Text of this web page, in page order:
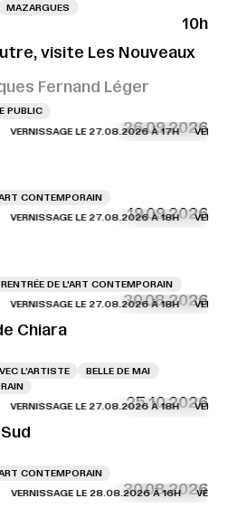
MAZARGUES
10h
visite Les Nouveaux
Fernand Léger
PUBLIC
26.09.2026
LE 27.08.2026 À 17H
CONTEMPORAIN
19.09.2026
LE 27.08.2026 À 18H
RENTRÉE DE L'ART CONTEMPORAIN
30.08.2026
LE 27.08.2026 À 18H
Chiara
L’ARTISTE
BELLE DE MAI
25.10.2026
LE 27.08.2026 À 18H
CONTEMPORAIN
30.08.2026
LE 28.08.2026 À 16H